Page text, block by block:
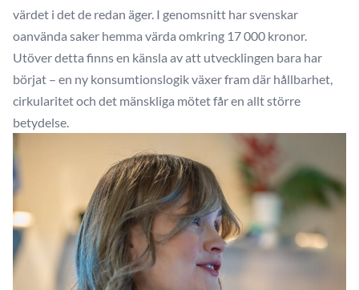
värdet i det de redan äger. I genomsnitt har svenskar
oanvända saker hemma värda omkring 17 000 kronor.
Utöver detta finns en känsla av att utvecklingen bara har
börjat – en ny konsumtionslogik växer fram där hållbarhet,
cirkularitet och det mänskliga mötet får en allt större
betydelse.